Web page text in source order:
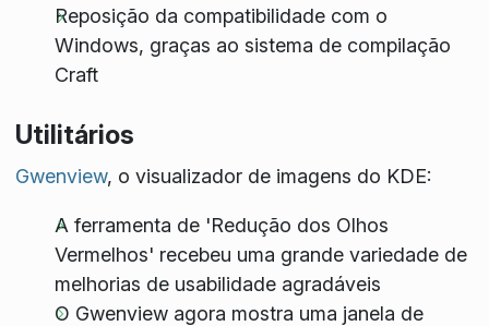
Reposição da compatibilidade com o
Windows, graças ao sistema de compilação
Craft
Utilitários
Gwenview, o visualizador de imagens do KDE:
A ferramenta de 'Redução dos Olhos
Vermelhos' recebeu uma grande variedade de
melhorias de usabilidade agradáveis
O Gwenview agora mostra uma janela de